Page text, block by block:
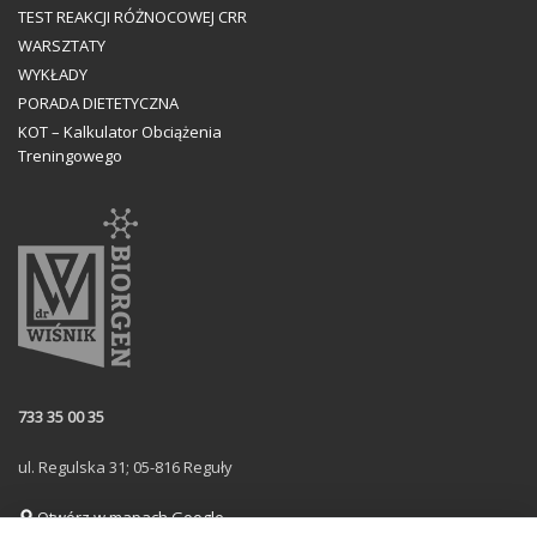
TEST REAKCJI RÓŻNOCOWEJ CRR
WARSZTATY
WYKŁADY
PORADA DIETETYCZNA
KOT – Kalkulator Obciążenia
Treningowego
733 35 00 35
ul. Regulska 31; 05-816 Reguły
Otwórz w mapach Google